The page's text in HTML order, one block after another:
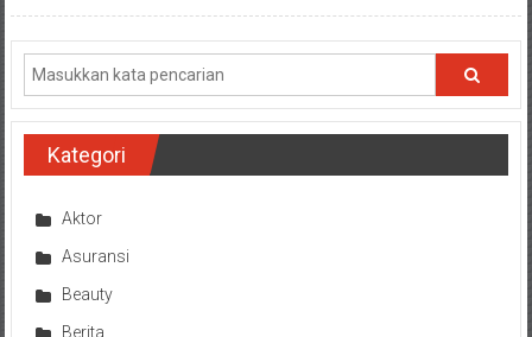
Kategori
Aktor
Asuransi
Beauty
Berita